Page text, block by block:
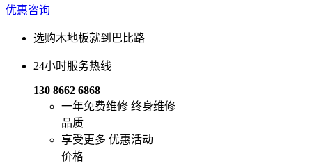
优惠咨询
选购木地板就到巴比路
24小时服务热线
130 8662 6868
一年免费维修 终身维修
品质
享受更多 优惠活动
价格